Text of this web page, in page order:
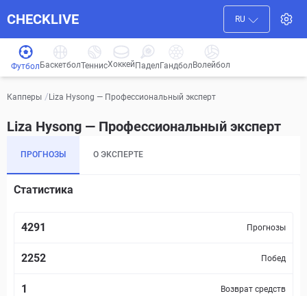
CHECKLIVE RU
Футбол БаскетболТеннисХоккей ПаделГандбол Волейбол
Капперы /Liza Hysong — Профессиональный эксперт
Liza Hysong — Профессиональный эксперт
ПРОГНОЗЫ О ЭКСПЕРТЕ
Статистика
4291 Прогнозы
2252 Побед
1 Возврат средств